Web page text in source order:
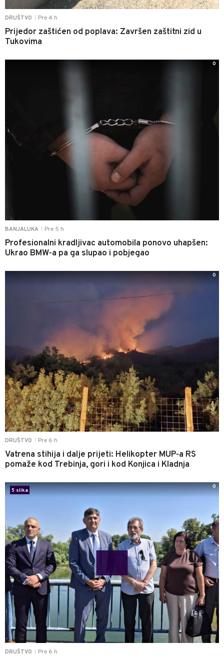
DRUŠTVO Pre 4 h
Prijedor zaštićen od poplava: Završen zaštitni zid u
Tukovima
BANJALUKA Pre 5 h
Profesionalni kradljivac automobila ponovo uhapšen:
Ukrao BMW-a pa ga slupao i pobjegao
0
DRUŠTVO Pre 6 h
Vatrena stihija i dalje prijeti: Helikopter MUP-a RS
pomaže kod Trebinja, gori i kod Konjica i Kladnja
0
DRUŠTVO Pre 6 h
5 slika
0